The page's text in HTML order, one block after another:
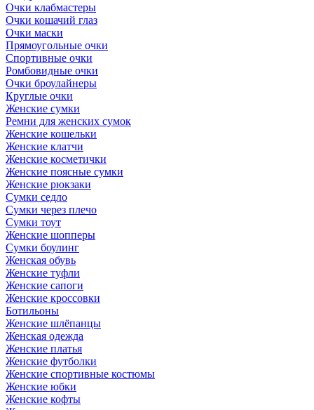
Очки клабмастеры
Очки кошачий глаз
Очки маски
Прямоугольные очки
Спортивные очки
Ромбовидные очки
Очки броулайнеры
Круглые очки
Женские сумки
Ремни для женских сумок
Женские кошельки
Женские клатчи
Женские косметички
Женские поясные сумки
Женские рюкзаки
Сумки седло
Сумки через плечо
Сумки тоут
Женские шопперы
Сумки боулинг
Женская обувь
Женские туфли
Женские сапоги
Женские кроссовки
Ботильоны
Женские шлёпанцы
Женская одежда
Женские платья
Женские футболки
Женские спортивные костюмы
Женские юбки
Женские кофты